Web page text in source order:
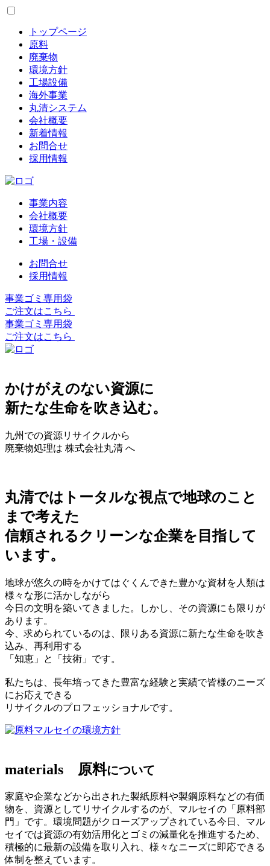
トップページ
原料
廃棄物
環境方針
工場設備
海外事業
丸清システム
会社概要
新着情報
お問合せ
採用情報
事業内容
会社概要
環境方針
工場・設備
お問合せ
採用情報
事業ゴミ専用袋
ご注文はこちら
事業ゴミ専用袋
ご注文はこちら
かけがえのない資源に
新たな生命を吹き込む。
九州での資源リサイクルから
廃棄物処理は 株式会社丸清 へ
丸清ではトータルな視点で地球のこと
まで考えた
信頼されるクリーンな企業を目指して
います。
地球が悠久の時をかけてはぐくんできた豊かな資材を人類は
様々な形に活かしながら
今日の文明を築いてきました。しかし、その資源にも限りが
あります。
今、求められているのは、限りある資源に新たな生命を吹き
込み、再利用する
「知恵」と「技術」です。
私たちは、長年培ってきた豊富な経験と実績で皆様のニーズ
にお応えできる
リサイクルのプロフェッショナルです。
マルセイの環境方針
materials 原料について
家庭や企業などから出された製紙原料や製鋼原料などの有価
物を、資源としてリサイクルするのが、マルセイの「原料部
門」です。環境問題がクローズアップされている今日、マル
セイでは資源の有効活用化とゴミの減量化を推進するため、
積極的に最新の設備を取り入れ、様々なニーズに即応できる
体制を整えています。